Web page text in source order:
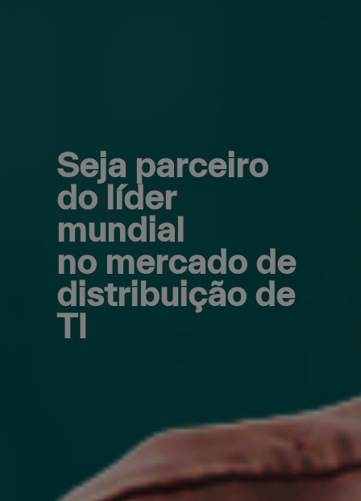
Seja parceiro
do líder
mundial
no mercado de
distribuição de
TI